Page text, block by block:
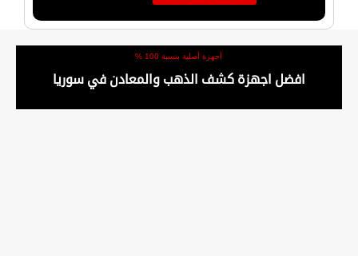
أجهزة أصلية بنسبة 100 %
افضل اجهزة كشف الذهب والمعادن في سوريا